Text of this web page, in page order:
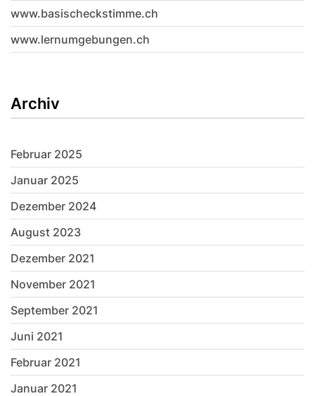
www.basischeckstimme.ch
www.lernumgebungen.ch
Archiv
Februar 2025
Januar 2025
Dezember 2024
August 2023
Dezember 2021
November 2021
September 2021
Juni 2021
Februar 2021
Januar 2021